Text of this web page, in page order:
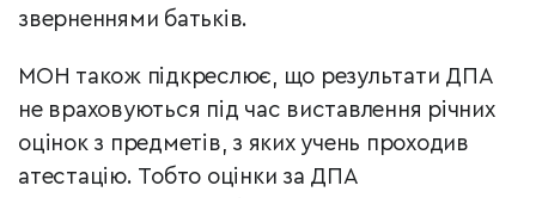
зверненнями батьків.
МОН також підкреслює, що результати ДПА
не враховуються під час виставлення річних
оцінок з предметів, з яких учень проходив
атестацію. Тобто оцінки за ДПА